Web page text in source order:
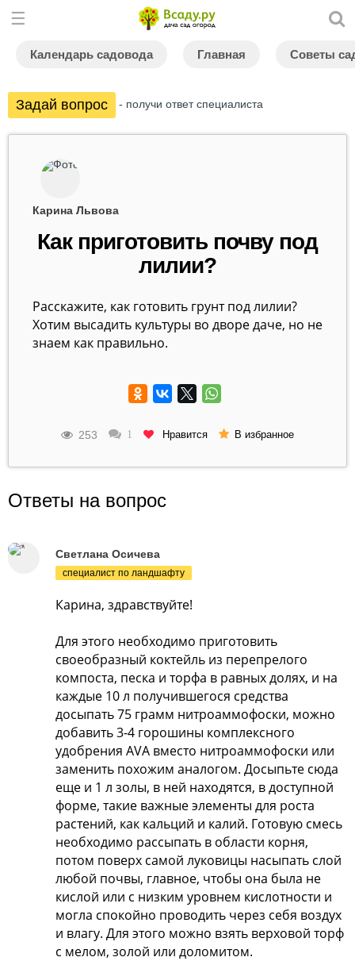
Календарь садовода Главная Советы
Задай вопрос - получи ответ специалиста
Карина Львова
Как приготовить почву под
лилии?
Расскажите, как готовить грунт под лилии?
Хотим высадить культуры во дворе даче, но не
знаем как правильно.
253 1 Нравится В избранное
Ответы на вопрос
Светлана Осичева
специалист по ландшафту
Карина, здравствуйте!
Для этого необходимо приготовить
своеобразный коктейль из перепрелого
компоста, песка и торфа в равных долях, и на
каждые 10 л получившегося средства
досыпать 75 грамм нитроаммофоски, можно
добавить 3-4 горошины комплексного
удобрения AVA вместо нитроаммофоски или
заменить похожим аналогом. Досыпьте сюда
еще и 1 л золы, в ней находятся, в доступной
форме, такие важные элементы для роста
растений, как кальций и калий. Готовую смесь
необходимо рассыпать в области корня,
потом поверх самой луковицы насыпать слой
любой почвы, главное, чтобы она была не
кислой или с низким уровнем кислотности и
могла спокойно проводить через себя воздух
и влагу. Для этого можно взять верховой торф
с мелом, золой или доломитом.